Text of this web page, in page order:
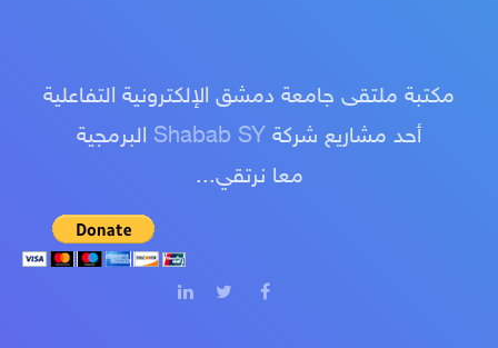
مكتبة ملتقى جامعة دمشق الإلكترونية التفاعلية
أحد مشاريع شركة Shabab SY البرمجية
معا نرتقي...